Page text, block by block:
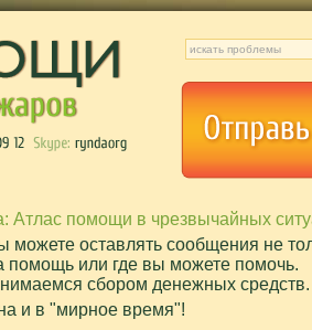
Атлас помощи в чрезвычайных
можете оставлять сообщения не
помощь или где вы можете помочь.
сбором денежных средств.
и в "мирное время"!